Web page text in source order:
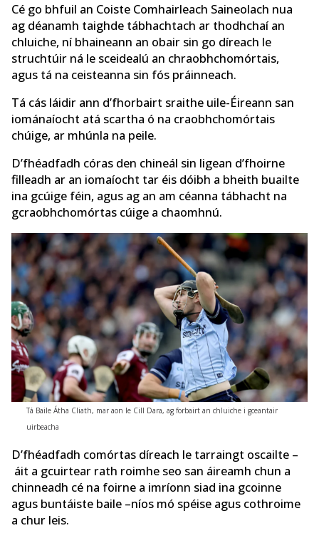
Cé go bhfuil an Coiste Comhairleach Saineolach nua
ag déanamh taighde tábhachtach ar thodhchaí an
chluiche, ní bhaineann an obair sin go díreach le
struchtúir ná le sceidealú an chraobhchomórtais,
agus tá na ceisteanna sin fós práinneach.
Tá cás láidir ann d’fhorbairt sraithe uile-Éireann san
iománaíocht atá scartha ó na craobhchomórtais
chúige, ar mhúnla na peile.
D’fhéadfadh córas den chineál sin ligean d’fhoirne
filleadh ar an iomaíocht tar éis dóibh a bheith buailte
ina gcúige féin, agus ag an am céanna tábhacht na
gcraobhchomórtas cúige a chaomhnú.
Tá Baile Átha Cliath, mar aon le Cill Dara, ag forbairt an chluiche i gceantair
uirbeacha
D’fhéadfadh comórtas díreach le tarraingt oscailte –
áit a gcuirtear rath roimhe seo san áireamh chun a
chinneadh cé na foirne a imríonn siad ina gcoinne
agus buntáiste baile –níos mó spéise agus cothroime
a chur leis.